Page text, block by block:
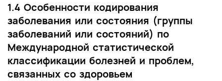
1.4 Особенности кодирования
заболевания или состояния (группы
заболеваний или состояний) по
Международной статистической
классификации болезней и проблем,
связанных со здоровьем